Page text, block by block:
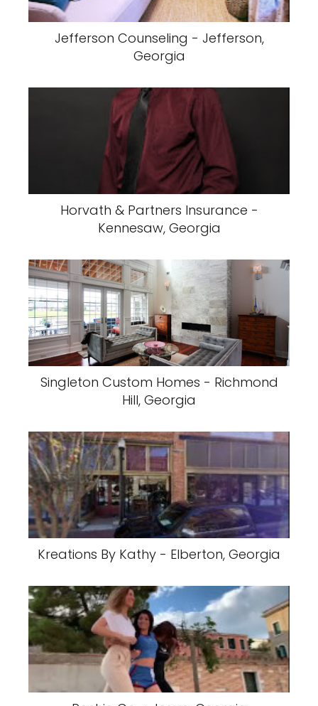
Jefferson Counseling - Jefferson,
Georgia
Horvath & Partners Insurance -
Kennesaw, Georgia
Singleton Custom Homes - Richmond
Hill, Georgia
Kreations By Kathy - Elberton, Georgia